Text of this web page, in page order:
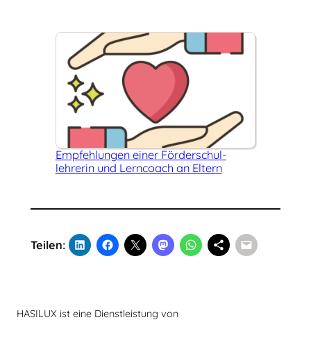
Empfehlungen einer Förder­schul­
lehrerin und Lerncoach an Eltern
Teilen:
HASILUX ist eine Dienstleistung von